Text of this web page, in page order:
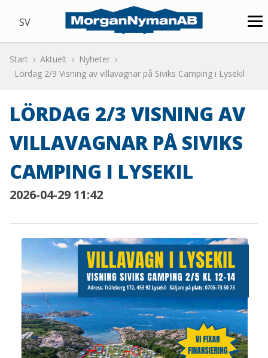
SV
Start Aktuelt
Nyheter
Lördag 2/3 Visning av villavagnar på Siviks Camping i Lysekil
LÖRDAG 2/3 VISNING AV
VILLAVAGNAR PÅ SIVIKS
CAMPING I LYSEKIL
2026-04-29 11:42